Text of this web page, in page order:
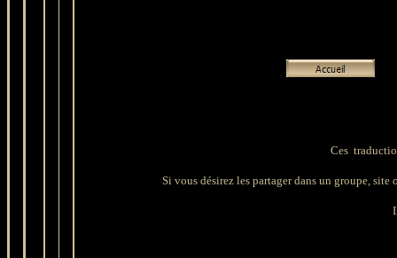
Ces
Si vous désirez les partager dans un groupe,